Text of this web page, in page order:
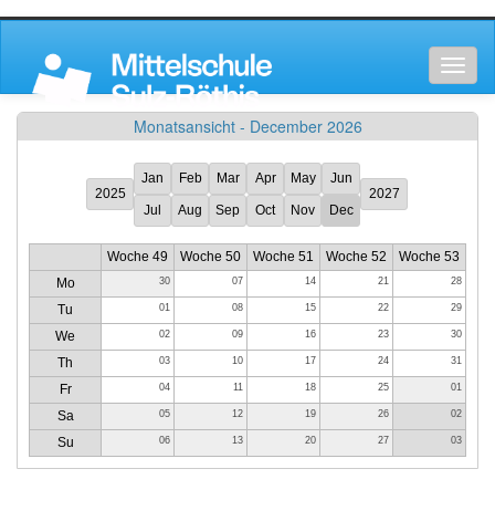
Monatsansicht - December 2026
2025
Jan Feb Mar Apr May Jun
Jul Aug Sep Oct Nov Dec
2027
Woche 49 Woche 50 Woche 51 Woche 52
Woche 53
Mo
30 07 14 21 28
Tu 01 08 15 22 29
We 02 09 16 23 30
Th 03 10 17 24 31
Fr 04 11 18 25 01
Sa 05 12 19 26 02
Su 06 13 20 27 03